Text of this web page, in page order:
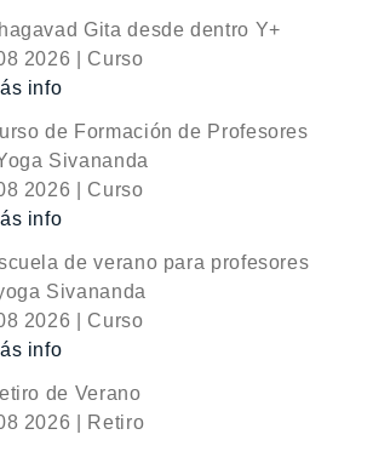
Gita desde dentro Y+
2026 | Curso
info
de Formación de Profesores
Sivananda
2026 | Curso
info
de verano para profesores
Sivananda
2026 | Curso
info
de Verano
2026 | Retiro